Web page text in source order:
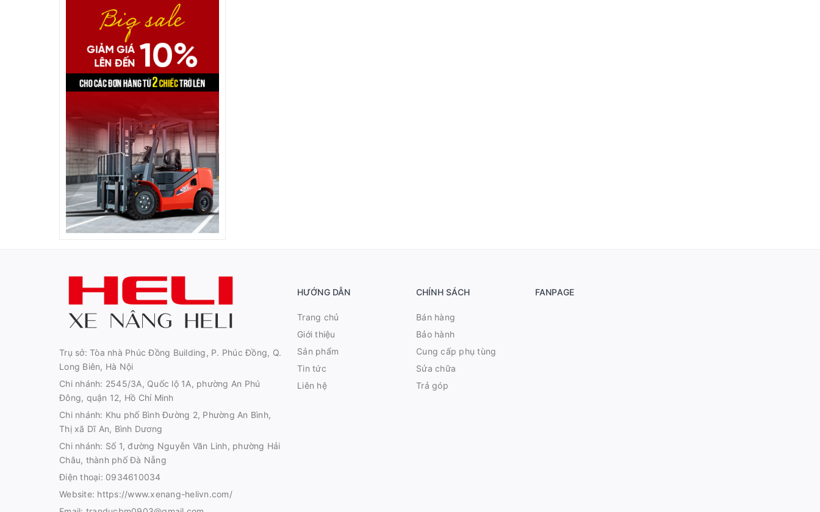
Trụ sở: Tòa nhà Phúc Đồng Building, P. Phúc Đồng, Q.
Long Biên, Hà Nội
Chi nhánh: 2545/3A, Quốc lộ 1A, phường An Phú
Đông, quận 12, Hồ Chí Minh
Chi nhánh: Khu phố Bình Đường 2, Phường An Bình,
Thị xã Dĩ An, Bình Dương
Chi nhánh: Số 1, đường Nguyễn Văn Linh, phường Hải
Châu, thành phố Đà Nẵng
Điện thoại: 0934610034
Website: https://www.xenang-helivn.com/
HƯỚNG DẪN
Trang chủ
Giới thiệu
Sản phẩm
Tin tức
Liên hệ
CHÍNH SÁCH
Bán hàng
Bảo hành
Cung cấp phụ tùng
Sửa chữa
Trả góp
FANPAGE